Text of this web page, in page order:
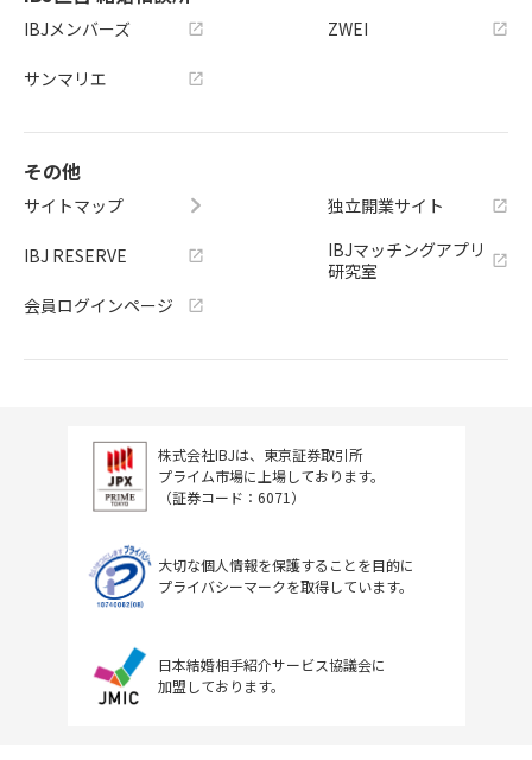
IBJメンバーズ
サンマリエ
ZWEI
その他
サイトマップ
IBJ RESERVE
会員ログインページ
独立開業サイト
IBJマッチングアプリ
研究室
株式会社IBJは、東京証券取引所
プライム市場に上場しております。
（証券コード：6071）
大切な個人情報を保護することを目的に
プライバシーマークを取得しています。
日本結婚相手紹介サービス協議会に
加盟しております。